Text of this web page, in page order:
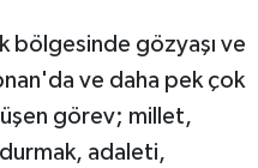
bölgesinde gözyaşı ve
ve daha pek çok
görev; millet,
adaleti,